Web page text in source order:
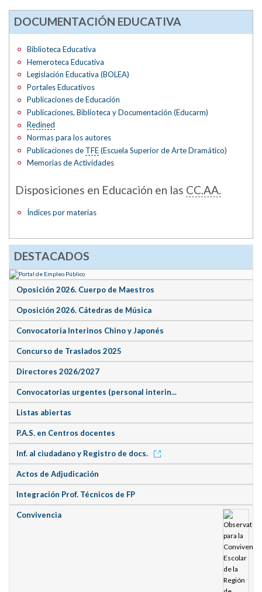
DOCUMENTACIÓN EDUCATIVA
Biblioteca Educativa
Hemeroteca Educativa
Legislación Educativa (BOLEA)
Portales Educativos
Publicaciones de Educación
Publicaciones, Biblioteca y Documentación (Educarm)
Redined
Normas para los autores
Publicaciones de TFE(Escuela Superior de Arte Dramático)
Memorias de Actividades
Disposiciones en Educación en las CC.AA.
Índices por materias
DESTACADOS
Oposición 2026. Cuerpo de Maestros
Oposición 2026. Cátedras de Música
Convocatoria Interinos Chino y Japonés
Concurso de Traslados 2025
Directores 2026/2027
Convocatorias urgentes (personal interin...
Listas abiertas
P.A.S. en Centros docentes
Inf. al ciudadano y Registro de docs.
Actos de Adjudicación
Integración Prof. Técnicos de FP
Convivencia